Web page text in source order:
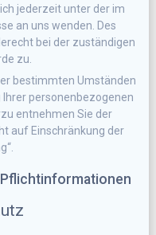
jederzeit unter der im
an uns wenden. Des
bei der zuständigen
zu.
bestimmten Umständen
personenbezogenen
entnehmen Sie der
auf Einschränkung der